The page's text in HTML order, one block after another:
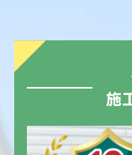
施